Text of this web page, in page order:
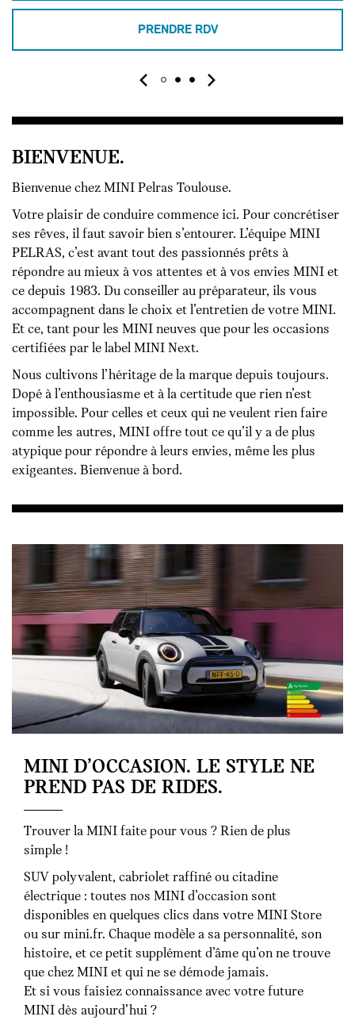
PRENDRE RDV
BIENVENUE.
Bienvenue chez MINI Pelras Toulouse.
Votre plaisir de conduire commence ici. Pour concrétiser
ses rêves, il faut savoir bien s’entourer. L’équipe MINI
PELRAS, c’est avant tout des passionnés prêts à
répondre au mieux à vos attentes et à vos envies MINI et
ce depuis 1983. Du conseiller au préparateur, ils vous
accompagnent dans le choix et l’entretien de votre MINI.
Et ce, tant pour les MINI neuves que pour les occasions
certifiées par le label MINI Next.
Nous cultivons l’héritage de la marque depuis toujours.
Dopé à l’enthousiasme et à la certitude que rien n’est
impossible. Pour celles et ceux qui ne veulent rien faire
comme les autres, MINI offre tout ce qu’il y a de plus
atypique pour répondre à leurs envies, même les plus
exigeantes. Bienvenue à bord.
MINI D’OCCASION. LE STYLE NE
PREND PAS DE RIDES.
Trouver la MINI faite pour vous ? Rien de plus
simple !
SUV polyvalent, cabriolet raffiné ou citadine
électrique : toutes nos MINI d’occasion sont
disponibles en quelques clics dans votre MINI Store
ou sur mini.fr. Chaque modèle a sa personnalité, son
histoire, et ce petit supplément d’âme qu’on ne trouve
que chez MINI et qui ne se démode jamais.
Et si vous faisiez connaissance avec votre future
MINI dès aujourd’hui ?